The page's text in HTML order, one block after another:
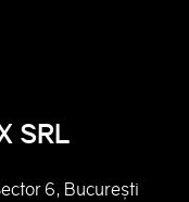
SRL
6, București